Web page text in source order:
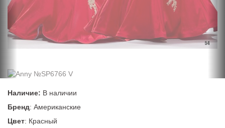
Наличие: В наличии
Бренд: Американские
Цвет: Красный